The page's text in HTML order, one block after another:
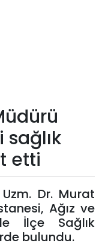
sağlık
etti
Dr. Murat
Ağız ve
İlçe Sağlık
bulundu.